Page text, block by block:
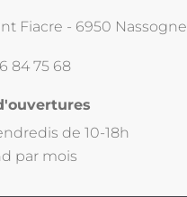
Fiacre - 6950 Nassogne
84 75 68
de 10-18h
par mois